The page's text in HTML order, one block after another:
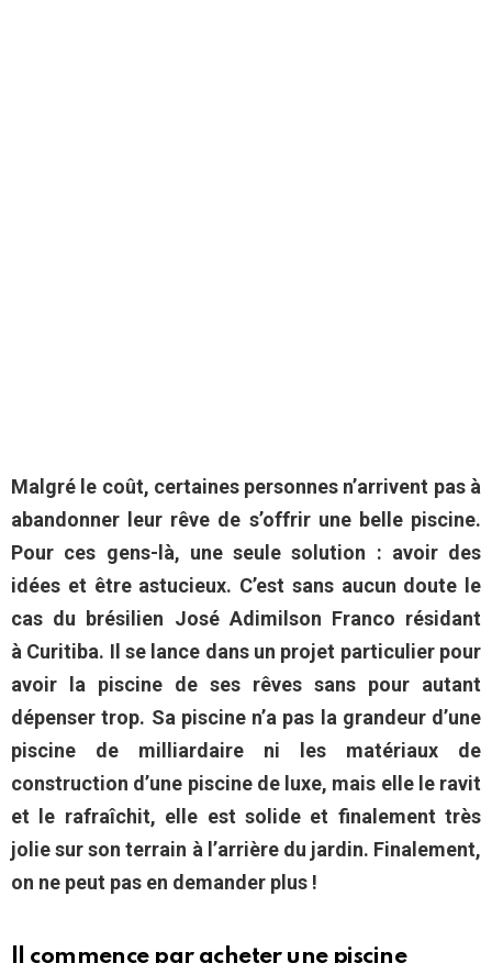
Malgré le coût, certaines personnes n’arrivent pas à
abandonner leur rêve de s’offrir une belle piscine.
Pour ces gens-là, une seule solution : avoir des
idées et être astucieux. C’est sans aucun doute le
cas du brésilien José Adimilson Franco résidant
à Curitiba. Il se lance dans un projet particulier pour
avoir la piscine de ses rêves sans pour autant
dépenser trop. Sa piscine n’a pas la grandeur d’une
piscine de milliardaire ni les matériaux de
construction d’une piscine de luxe, mais elle le ravit
et le rafraîchit, elle est solide et finalement très
jolie sur son terrain à l’arrière du jardin. Finalement,
on ne peut pas en demander plus !
Il commence par acheter une piscine